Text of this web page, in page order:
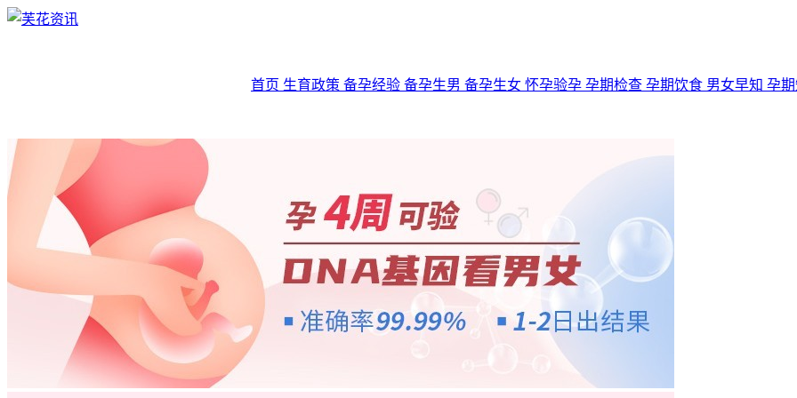
首页 生育政策 备孕经验 备孕生男 备孕生女 怀孕验孕 孕期检查 孕期饮食 男女早知 孕